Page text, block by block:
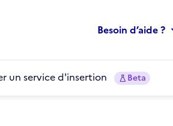
Besoin d’aide ?
un service d'insertion Beta